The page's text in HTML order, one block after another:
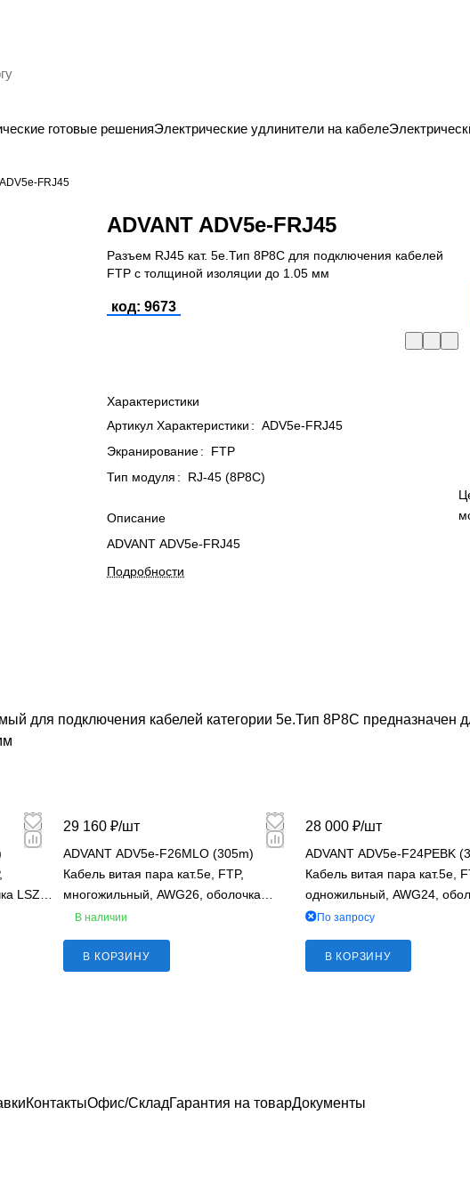
готовые решенияЭлектрические удлинители на кабеле
FRJ45
ADVANT ADV5e-FRJ45
Разъем RJ45 кат. 5e.Тип 8P8C для подключения кабелей
FTP с толщиной изоляции до 1.05 мм
код: 9673
Характеристики
Артикул Характеристики : ADV5e-FRJ45
Экранирование:
FTP
Тип модуля : RJ-45 (8P8C)
Описание
ADVANT ADV5e-FRJ45
Подробности
для подключения кабелей категории 5e.Тип 8P8C предназначен
LSZH,
29 160 ₽/шт
ADVANT ADV5e-F26MLO (305m)
Кабель витая пара кат.5e, FTP,
многожильный, AWG26, оболочка
LSZH, оранжевый
В наличии
В КОРЗИНУ
28 000 ₽/шт
ADVANT ADV5e-F24PEBK
Кабель витая пара кат.5e,
одножильный, AWG24,
черный
По запросу
В КОРЗИНУ
КонтактыОфис/СкладГарантия на товарДокументы